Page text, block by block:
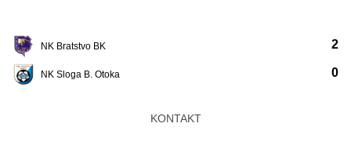
NK Bratstvo BK
NK Sloga B. Otoka
2
0
KONTAKT